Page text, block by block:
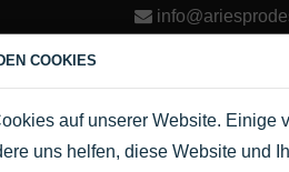
COOKIES
auf unserer Website. Einige
uns helfen, diese Website und